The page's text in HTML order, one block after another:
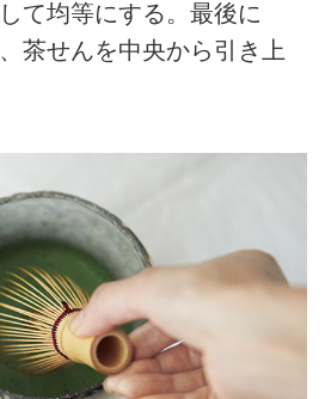
て均等にする。最後に
茶せんを中央から引き上